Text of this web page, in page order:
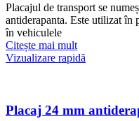
Placajul de transport se
antiderapanta. Este utilizat în
în vehiculele
Citește mai mult
Vizualizare rapidă
Placaj 24 mm